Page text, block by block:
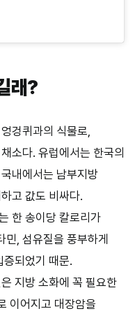
래?
겅퀴과의 식물로,
소다. 유럽에서는 한국의
내에서는 남부지방
고 값도 비싸다.
한 송이당 칼로리가
, 섬유질을 풍부하게
증되었기 때문.
지방 소화에 꼭 필요한
이어지고 대장암을